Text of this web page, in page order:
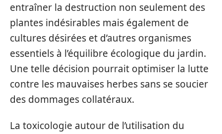
entraîner la destruction non seulement des
plantes indésirables mais également de
cultures désirées et d’autres organismes
essentiels à l’équilibre écologique du jardin.
Une telle décision pourrait optimiser la lutte
contre les mauvaises herbes sans se soucier
des dommages collatéraux.
La toxicologie autour de l’utilisation du